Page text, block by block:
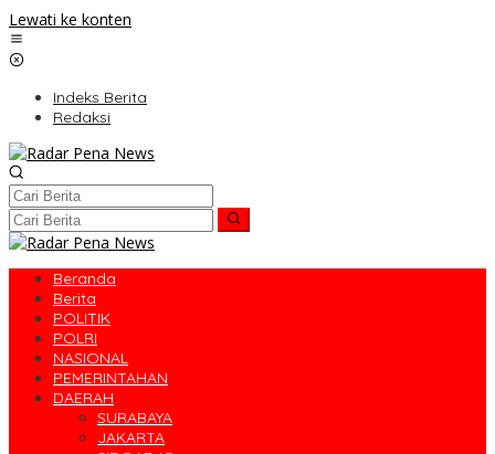
Lewati ke konten
Indeks Berita
Redaksi
Beranda
Berita
POLITIK
POLRI
NASIONAL
PEMERINTAHAN
DAERAH
SURABAYA
JAKARTA